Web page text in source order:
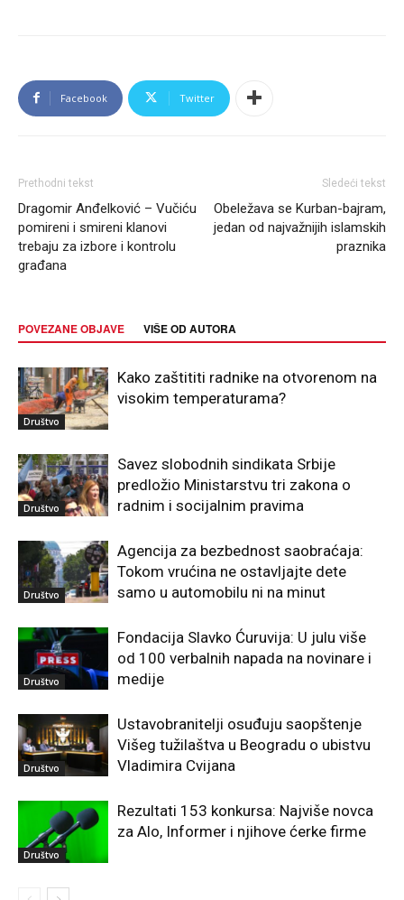
Facebook Twitter
Prethodni tekst
Dragomir Anđelković – Vučiću
pomireni i smireni klanovi
trebaju za izbore i kontrolu
građana
Sledeći tekst
Obeležava se Kurban-bajram,
jedan od najvažnijih islamskih
praznika
POVEZANE OBJAVE VIŠE OD AUTORA
Društvo
Kako zaštititi radnike na otvorenom na
visokim temperaturama?
Društvo
Savez slobodnih sindikata Srbije
predložio Ministarstvu tri zakona o
radnim i socijalnim pravima
Društvo
Agencija za bezbednost saobraćaja:
Tokom vrućina ne ostavljajte dete
samo u automobilu ni na minut
Društvo
Fondacija Slavko Ćuruvija: U julu više
od 100 verbalnih napada na novinare i
medije
Društvo
Ustavobranitelji osuđuju saopštenje
Višeg tužilaštva u Beogradu o ubistvu
Vladimira Cvijana
Društvo
Rezultati 153 konkursa: Najviše novca
za Alo, Informer i njihove ćerke firme